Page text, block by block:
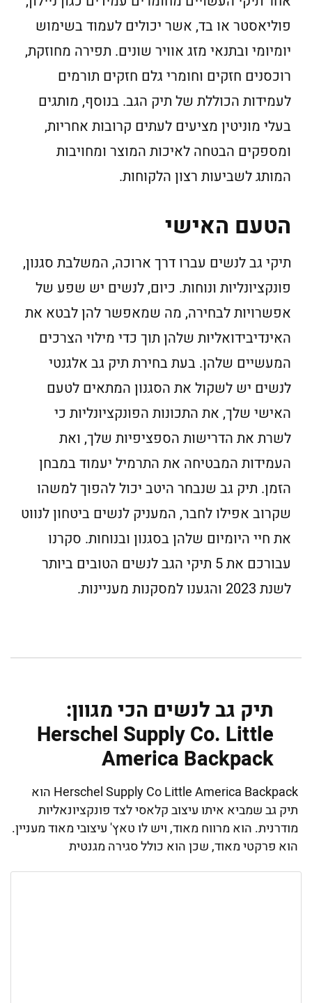
פוליאסטר או בד, אשר יכולים לעמוד בשימוש
יומיומי ובתנאי מזג אוויר שונים. תפירה מחוזקת,
רוכסנים חזקים וחומרי גלם חזקים תורמים
לעמידות הכוללת של תיק הגב. בנוסף, מותגים
בעלי מוניטין מציעים לעתים קרובות אחריות,
ומספקים הבטחה לאיכות המוצר ומחויבות
המותג לשביעות רצון הלקוחות.
הטעם האישי
תיקי גב לנשים עברו דרך ארוכה, המשלבת סגנון,
פונקציונליות ונוחות. כיום, לנשים יש שפע של
אפשרויות לבחירה, מה שמאפשר להן לבטא את
האינדיבידואליות שלהן תוך כדי מילוי הצרכים
המעשיים שלהן. בעת בחירת תיק גב אלגנטי
לנשים יש לשקול את הסגנון המתאים לטעם
האישי שלך, את התכונות הפונקציונליות כי
לשרת את הדרישות הספציפיות שלך, ואת
העמידות המבטיחה את התרמיל יעמוד במבחן
הזמן. תיק גב שנבחר היטב יכול להפוך למשהו
שקרוב אפילו לחבר, המעניק לנשים ביטחון לנווט
את חיי היומיום שלהן בסגנון ובנוחות. סקרנו
עבורכם את 5 תיקי הגב לנשים הטובים ביותר
לשנת 2023 והגענו למסקנות מעניינות.
תיק גב לנשים הכי מגוון:
Herschel Supply Co. Little
America Backpack
Herschel Supply Co Little America Backpack הוא
תיק גב שמביא איתו עיצוב קלאסי לצד פונקציונאליות
מודרנית. הוא מרווח מאוד, ויש לו טאץ' עיצובי מאוד מעניין.
הוא פרקטי מאוד, שכן הוא כולל סגירה מגנטית